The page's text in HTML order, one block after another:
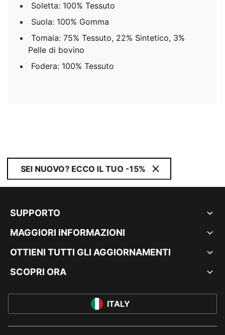
Soletta: 100% Tessuto
Suola: 100% Gomma
Tomaia: 75% Tessuto, 22% Sintetico, 3%
Pelle di bovino
Fodera: 100% Tessuto
SEI NUOVO? ECCO IL TUO -15%
SUPPORTO
MAGGIORI INFORMAZIONI
OTTIENI TUTTI GLI AGGIORNAMENTI
SCOPRI ORA
ITALY